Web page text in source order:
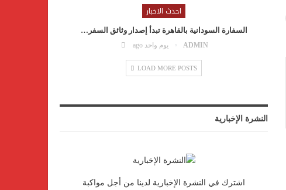
احدث الاخبار
السفارة السودانية بالقاهرة تبدأ إصدار وثائق السفر…
ADMIN يوم واحد ago
LOAD MORE POSTS
النشرة الإخبارية
اشترك في النشرة الإخبارية لدينا من أجل مواكبة